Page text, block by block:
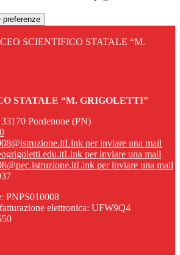
preferenze
SCIENTIFICO STATALE “M.
STATALE “M. GRIGOLETTI”
Pordenone (PN)
Link per inviare una mail
Link per inviare una mail
Link per inviare una mail
PNPS010008
elettronica: UFW9Q4